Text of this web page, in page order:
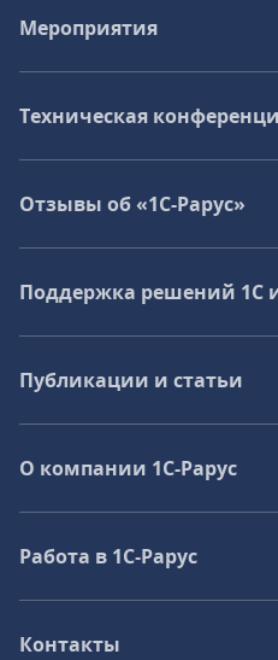
Мероприятия
Техническая
Отзывы об «1С-Рарус»
Поддержка решений 1С и
Публикации и статьи
О компании 1C-Рарус
Работа в 1С‑Рарус
Контакты